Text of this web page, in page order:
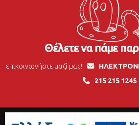
Θέλετε να πάμε
επικοινωνήστε μαζί μας!
215 215 1245